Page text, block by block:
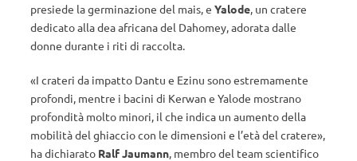
presiede la germinazione del mais, e Yalode , un cratere
dedicato alla dea africana del Dahomey, adorata dalle
donne durante i riti di raccolta.
«I crateri da impatto Dantu e Ezinu sono estremamente
profondi, mentre i bacini di Kerwan e Yalode mostrano
profondità molto minori, il che indica un aumento della
mobilità del ghiaccio con le dimensioni e l’età del cratere»,
ha dichiarato Ralf Jaumann , membro del team scientifico